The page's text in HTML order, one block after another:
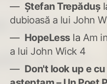
Ștefan Trepăduș
dubioasă a lui John
HopeLessla Am
a lui John Wick 4
Don't look up e